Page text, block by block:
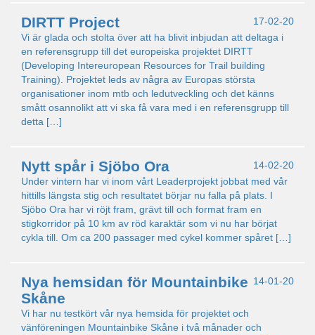
17-02-20
DIRTT Project
Vi är glada och stolta över att ha blivit inbjudan att deltaga i
en referensgrupp till det europeiska projektet DIRTT
(Developing Intereuropean Resources for Trail building
Training). Projektet leds av några av Europas största
organisationer inom mtb och ledutveckling och det känns
smått osannolikt att vi ska få vara med i en referensgrupp till
detta […]
14-02-20
Nytt spår i Sjöbo Ora
Under vintern har vi inom vårt Leaderprojekt jobbat med vår
hittills längsta stig och resultatet börjar nu falla på plats. I
Sjöbo Ora har vi röjt fram, grävt till och format fram en
stigkorridor på 10 km av röd karaktär som vi nu har börjat
cykla till. Om ca 200 passager med cykel kommer spåret […]
14-01-20
Nya hemsidan för Mountainbike
Skåne
Vi har nu testkört vår nya hemsida för projektet och
vänföreningen Mountainbike Skåne i två månader och